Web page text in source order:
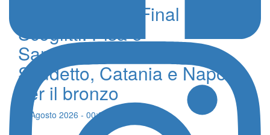
Beach Soccer, Final Eight a
Scoglitti. Pisa e
Sambenedettese in finale
Scudetto, Catania e Napoli
per il bronzo
09 Agosto 2026 - 00:24 - Redazione